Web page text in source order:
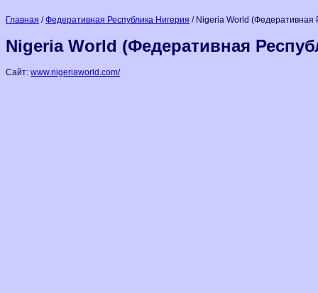
Главная /Федеративная Республика Нигерия / Nigeria World (Федеративная
Nigeria World (Федеративная
Сайт: www.nigeriaworld.com/